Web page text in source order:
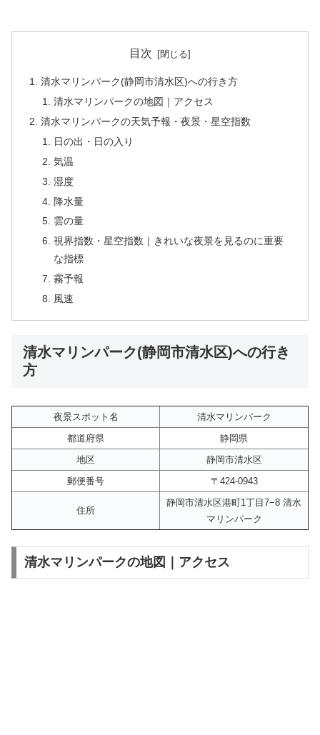
目次
清水マリンパーク(静岡市清水区)への行き方
清水マリンパークの地図｜アクセス
清水マリンパークの天気予報・夜景・星空指数
日の出・日の入り
気温
湿度
降水量
雲の量
視界指数・星空指数｜きれいな夜景を見るのに重要
な指標
霧予報
風速
清水マリンパーク(静岡市清水区)への行き
方
夜景スポット名
清水マリンパーク
都道府県
静岡県
地区
静岡市清水区
郵便番号
〒424-0943
住所
静岡市清水区港町1丁目7−8 清水
マリンパーク
清水マリンパークの地図｜アクセス